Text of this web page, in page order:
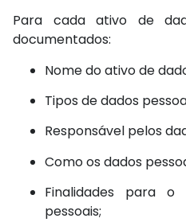
Para cada ativo de
documentados:
Nome do ativo de
Tipos de dados
Responsável pelos
Como os dados
Finalidades para
pessoais;